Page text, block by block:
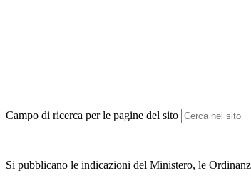
Campo di ricerca per le pagine del sito
Si pubblicano le indicazioni del Ministero, le